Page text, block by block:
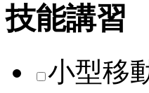
技能講習
小型移